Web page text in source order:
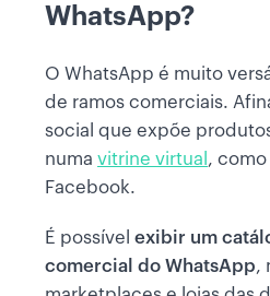
WhatsApp?
O WhatsApp é muito
de ramos comerciais.
social que expõe
numa vitrine virtual ,
Facebook.
É possível exibir um
comercial do WhatsApp,